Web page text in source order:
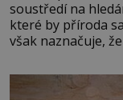
soustředí na
které by příroda
však naznačuje,